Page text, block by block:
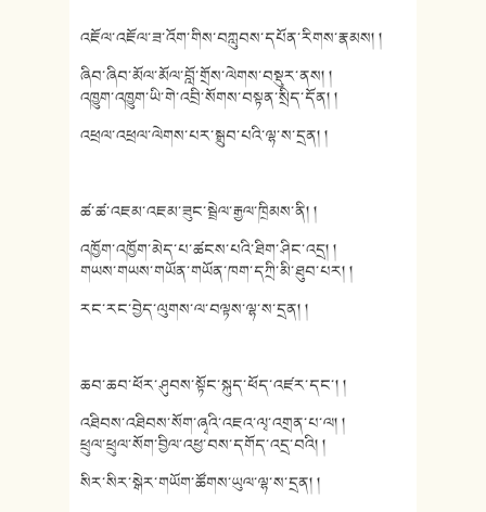
འཇོལ་འཇོལ་ཟ་འོག་གིས་བཀླུབས་དཔོན་རིགས་རྣམས། །
ཞིབ་ཞིབ་མོལ་མོལ་བློ་གྲོས་ལེགས་བསྡུར་ནས། །
འཁྱུག་འཁྱུག་ཡི་གེ་འབྲི་སོགས་བསྟན་སྲིད་དོན། །
འཕྲལ་འཕྲལ་ལེགས་པར་སྒྲུབ་པའི་ལྷ་ས་དྲན། །
ཚ་ཚ་འཇམ་འཇམ་ཟུང་སྦྲེལ་རྒྱལ་ཁྲིམས་ནི། །
འཁྱོག་འཁྱོག་མེད་པ་ཚངས་པའི་ཐིག་ཤིང་འདྲ། །
གཡས་གཡས་གཡོན་གཡོན་ཁག་དཀྲི་མི་ཐུབ་པར། །
རང་རང་བྱེད་ལུགས་ལ་བལྟས་ལྷ་ས་དྲན། །
ཆབ་ཆབ་ཕོར་ཤུབས་སྟོང་སྐུད་ཕོད་འཛར་དང་། །
འཐིབས་འཐིབས་སོག་ཞྭའི་འཇའ་ལྭ་འགྲན་པ་ལ། །
ཕྲུལ་ཕྲུལ་སོག་བྱིལ་འཕྱ་བས་དགོད་འདྲ་བའི། །
སིར་སིར་སྒེར་གཡོག་ཚོགས་ཡུལ་ལྷ་ས་དྲན། །